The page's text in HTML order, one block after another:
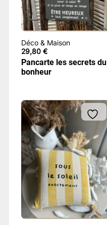
Déco & Maison
29,80 €
Pancarte les secrets du
bonheur